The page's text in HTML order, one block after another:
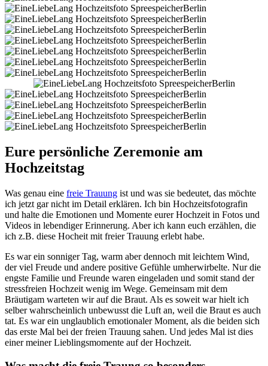
Eure persönliche Zeremonie am
Hochzeitstag
Was genau eine freie Trauung ist und was sie bedeutet, das möchte
ich jetzt gar nicht im Detail erklären. Ich bin Hochzeitsfotografin
und halte die Emotionen und Momente eurer Hochzeit in Fotos und
Videos in lebendiger Erinnerung. Aber ich kann euch erzählen, die
ich z.B. diese Hocheit mit freier Trauung erlebt habe.
Es war ein sonniger Tag, warm aber dennoch mit leichtem Wind,
der viel Freude und andere positive Gefühle umherwirbelte. Nur die
engste Familie und Freunde waren eingeladen und somit stand der
stressfreien Hochzeit wenig im Wege. Gemeinsam mit dem
Bräutigam warteten wir auf die Braut. Als es soweit war hielt ich
selber wahrscheinlich unbewusst die Luft an, weil die Braut es auch
tat. Es war ein unglaublich emotionaler Moment, als die beiden sich
das erste Mal bei der freien Trauung sahen. Und jedes Mal ist dies
einer meiner Lieblingsmomente auf der Hochzeit.